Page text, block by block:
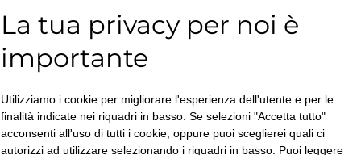
Privacy Policy*
ISCRIVITI
La tua privacy per noi è
importante
Utilizziamo i cookie per migliorare l'esperienza dell'utente e per le
finalità indicate nei riquadri in basso. Se selezioni "Accetta tutto"
acconsenti all'uso di tutti i cookie, oppure puoi sceglierei quali ci
autorizzi ad utilizzare selezionando i riquadri in basso. Puoi leggere